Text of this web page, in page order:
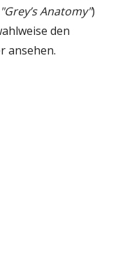
"Grey’s Anatomy")
den
ansehen.